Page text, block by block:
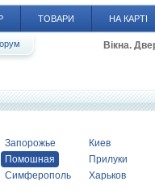
ТОВАРИ НА КАРТІ
Вікна.
Запорожье
Киев
Помошная
Прилуки
Симферополь Харьков